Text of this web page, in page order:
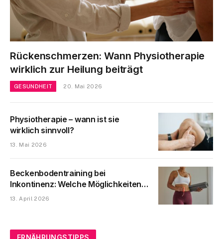
Rückenschmerzen: Wann Physiotherapie
wirklich zur Heilung beiträgt
GESUNDHEIT 20. Mai 2026
Physiotherapie – wann ist sie
wirklich sinnvoll?
13. Mai 2026
Beckenbodentraining bei
Inkontinenz: Welche Möglichkeiten
es heute gibt
13. April 2026